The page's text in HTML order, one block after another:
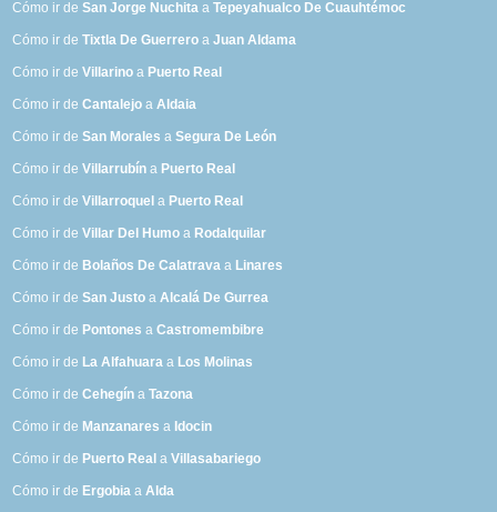
Cómo ir deSan Jorge Nuchita aTepeyahualco De Cuauhtémoc
Cómo ir deTixtla De Guerrero aJuan Aldama
Cómo ir deVillarino a Puerto Real
Cómo ir deCantalejo aAldaia
Cómo ir deSan Morales aSegura De León
Cómo ir deVillarrubín a Puerto Real
Cómo ir deVillarroquel a Puerto Real
Cómo ir deVillar Del Humo a Rodalquilar
Cómo ir de Bolaños De Calatrava a Linares
Cómo ir deSan Justo aAlcalá De Gurrea
Cómo ir de Pontones aCastromembibre
Cómo ir de La Alfahuara a Los Molinas
Cómo ir deCehegín aTazona
Cómo ir de Manzanares a Idocin
Cómo ir de Puerto Real aVillasabariego
Cómo ir de Ergobia aAlda